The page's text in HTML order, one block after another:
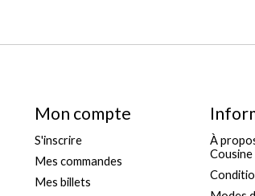
Mon compte
S'inscrire
Mes commandes
Mes billets
À
Cousine